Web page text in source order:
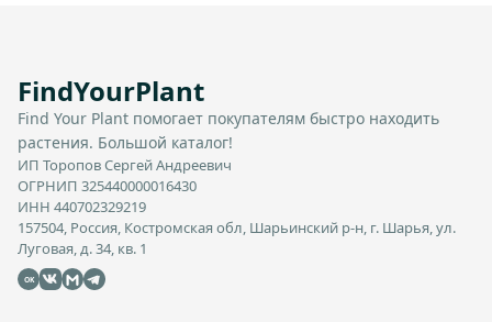
FindYourPlant
Find Your Plant помогает покупателям быстро находить
растения. Большой каталог!
ИП Торопов Сергей Андреевич
ОГРНИП 325440000016430
ИНН 440702329219
157504, Россия, Костромская обл, Шарьинский р-н, г. Шарья, ул.
Луговая, д. 34, кв. 1
OK